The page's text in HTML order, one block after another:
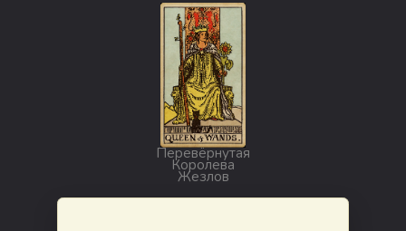
Перевёрнутая
Королева
Жезлов